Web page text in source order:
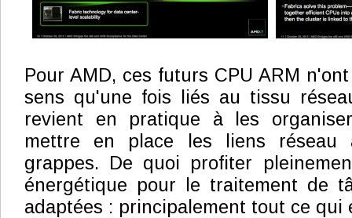
Pour AMD, ces futurs CPU ARM
sens qu'une fois liés au tissu
revient en pratique à les
mettre en place les liens réseau
grappes. De quoi profiter
énergétique pour le traitement de
adaptées : principalement tout ce qui